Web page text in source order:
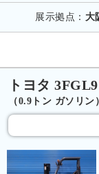
展示拠点： 大
トヨタ 3FGL9
（0.9トン ガソリン）